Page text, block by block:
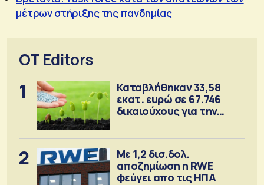
μέτρων στήριξης της πανδημίας
OT Editors
1
Καταβλήθηκαν 33,58
εκατ. ευρώ σε 67.746
δικαιούχους για την
2
Με 1,2 δισ.δολ.
αποζημίωση η RWE
φεύγει απο τις ΗΠΑ